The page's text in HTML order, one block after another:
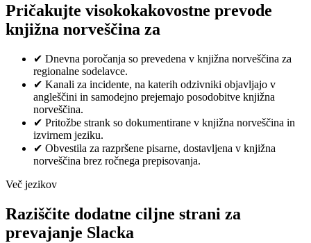
Pričakujte visokokakovostne prevode
knjižna norveščina za
✔ Dnevna poročanja so prevedena v knjižna norveščina za
regionalne sodelavce.
✔ Kanali za incidente, na katerih odzivniki objavljajo v
angleščini in samodejno prejemajo posodobitve knjižna
norveščina.
✔ Pritožbe strank so dokumentirane v knjižna norveščina in
izvirnem jeziku.
✔ Obvestila za razpršene pisarne, dostavljena v knjižna
norveščina brez ročnega prepisovanja.
Več jezikov
Raziščite dodatne ciljne strani za
prevajanje Slacka